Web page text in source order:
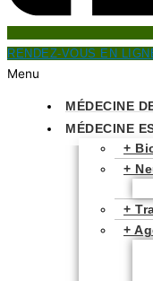
RENDEZ-VOUS EN
Menu
MÉDECINE
MÉDECINE
+
+
+
+